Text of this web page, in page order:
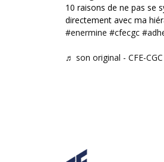
10 raisons de ne pas se
directement avec ma
#enermine #cfecgc
♬ son original - CFE-